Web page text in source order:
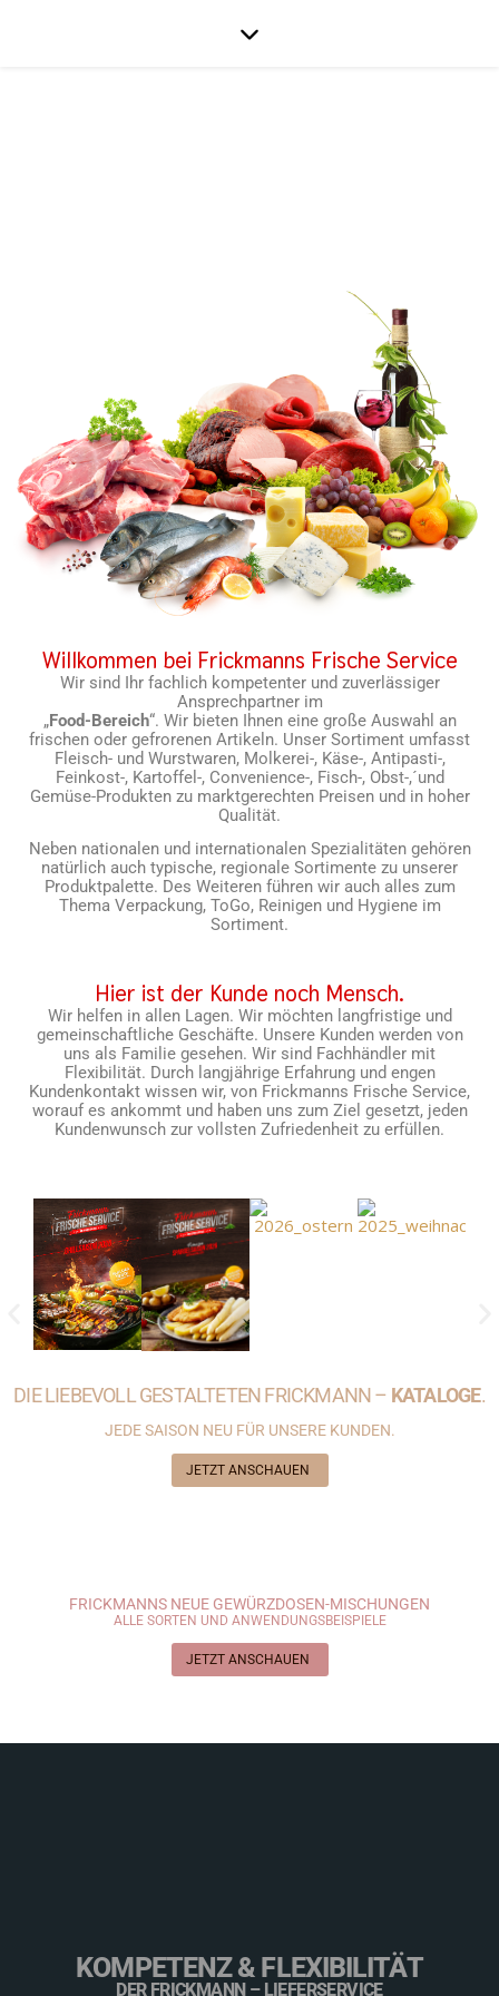
Willkommen bei Frickmanns Frische Service
Wir sind Ihr fachlich kompetenter und zuverlässiger
Ansprechpartner im
„Food-Bereich“. Wir bieten Ihnen eine große Auswahl an
frischen oder gefrorenen Artikeln. Unser Sortiment umfasst
Fleisch- und Wurstwaren, Molkerei-, Käse-, Antipasti-,
Feinkost-, Kartoffel-, Convenience-, Fisch-, Obst-,´und
Gemüse-Produkten zu marktgerechten Preisen und in hoher
Qualität.
Neben nationalen und internationalen Spezialitäten gehören
natürlich auch typische, regionale Sortimente zu unserer
Produktpalette. Des Weiteren führen wir auch alles zum
Thema Verpackung, ToGo, Reinigen und Hygiene im
Sortiment.
Hier ist der Kunde noch Mensch.
Wir helfen in allen Lagen. Wir möchten langfristige und
gemeinschaftliche Geschäfte. Unsere Kunden werden von
uns als Familie gesehen. Wir sind Fachhändler mit
Flexibilität. Durch langjährige Erfahrung und engen
Kundenkontakt wissen wir, von Frickmanns Frische Service,
worauf es ankommt und haben uns zum Ziel gesetzt, jeden
Kundenwunsch zur vollsten Zufriedenheit zu erfüllen.
DIE LIEBEVOLL GESTALTETEN FRICKMANN – KATALOGE.
JEDE SAISON NEU FÜR UNSERE KUNDEN.
JETZT ANSCHAUEN
FRICKMANNS NEUE GEWÜRZDOSEN-MISCHUNGEN
ALLE SORTEN UND ANWENDUNGSBEISPIELE
JETZT ANSCHAUEN
KOMPETENZ & FLEXIBILITÄT
DER FRICKMANN – LIEFERSERVICE